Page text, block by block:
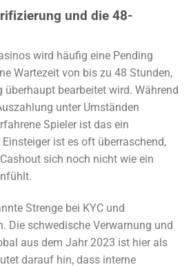
und die 48-
wird häufig eine Pending
Wartezeit von bis zu 48 Stunden,
überhaupt bearbeitet wird. Während
unter Umständen
Spieler ist das ein
ist es oft überraschend,
sich noch nicht wie ein
Strenge bei KYC und
Die schwedische Verwarnung und
aus dem Jahr 2023 ist hier als
darauf hin, dass interne